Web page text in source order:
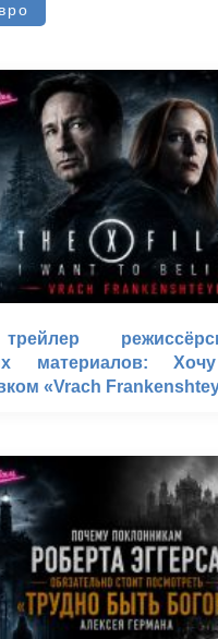
материалов:
«Vrach